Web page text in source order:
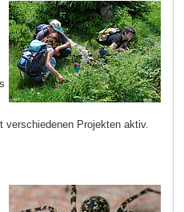
verschiedenen Projekten aktiv.